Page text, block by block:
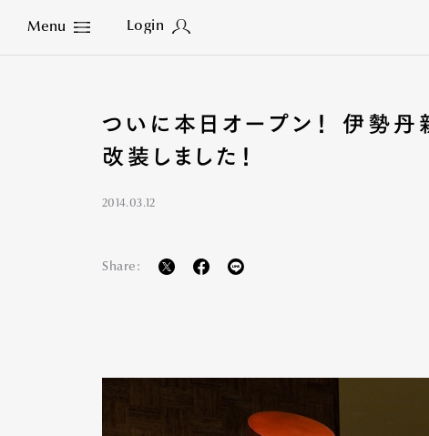
Menu Login
Close
ついに本日オープン！ 伊勢
改装しました！
2014.03.12
Share: